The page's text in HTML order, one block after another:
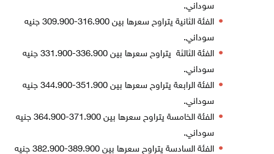
سوداني.
الفئة الثانية يتراوح سعرها بين 316.900-309.900 جنيه
سوداني.
الفئة الثالثة يتراوح سعرها بين 336.900-331.900 جنيه
سوداني.
الفئة الرابعة يتراوح سعرها بين 351.900-344.900 جنيه
سوداني.
الفئة الخامسة يتراوح سعرها بين 371.900-364.900 جنيه
سوداني.
الفئة السادسة يتراوح سعرها بين 389.900-382.900 جنيه